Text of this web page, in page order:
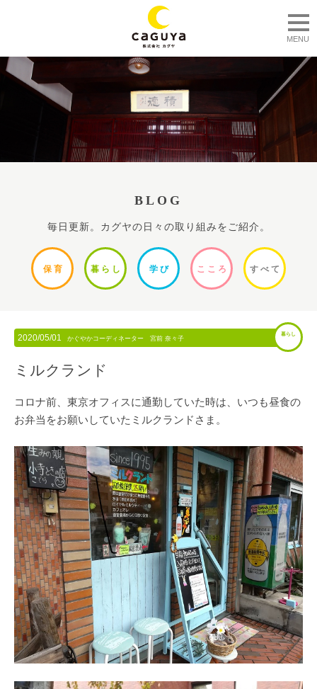
MENU
BLOG
毎日更新。カグヤの日々の取り組みをご紹介。
保 育 暮ら し 学 び ここ ろ すべて
2020/05/01 かぐやかコーディネーター 宮前 奈々子
暮らし
ミルクランド
コロナ前、東京オフィスに通勤していた時は、いつも昼食の
お弁当をお願いしていたミルクランドさま。